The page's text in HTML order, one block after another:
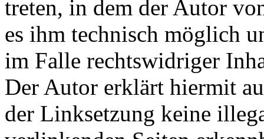
treten, in dem der Autor
es ihm technisch möglich
im Falle rechtswidriger
Der Autor erklärt hiermit
der Linksetzung keine